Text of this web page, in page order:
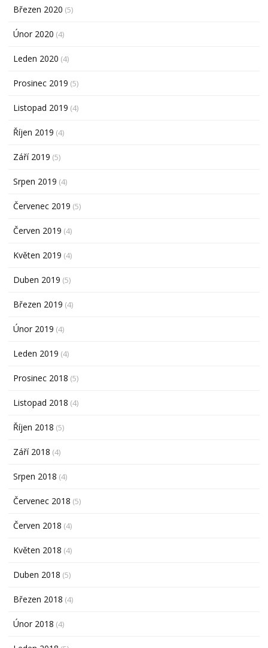
Březen 2020 (5)
Únor 2020 (4)
Leden 2020 (4)
Prosinec 2019 (5)
Listopad 2019 (4)
Říjen 2019 (4)
Září 2019 (5)
Srpen 2019 (4)
Červenec 2019 (5)
Červen 2019 (4)
Květen 2019 (4)
Duben 2019 (5)
Březen 2019 (4)
Únor 2019 (4)
Leden 2019 (4)
Prosinec 2018 (5)
Listopad 2018 (4)
Říjen 2018 (5)
Září 2018 (4)
Srpen 2018 (4)
Červenec 2018 (5)
Červen 2018 (4)
Květen 2018 (4)
Duben 2018 (5)
Březen 2018 (4)
Únor 2018 (4)